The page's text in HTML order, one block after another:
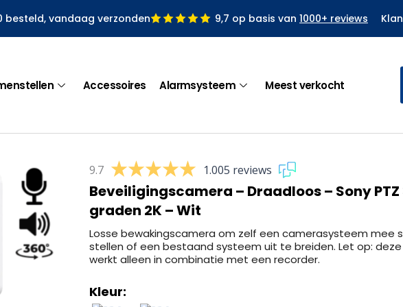
besteld, vandaag verzonden 9,7 op basis van 1000+ reviews
Accessoires Alarmsysteem Meest verkocht
9.7 1.005 reviews
Beveiligingscamera – Draadloos – Sony PTZ
graden 2K – Wit
Losse bewakingscamera om zelf een camerasysteem mee
stellen of een bestaand systeem uit te breiden. Let op:
werkt alleen in combinatie met een recorder.
Kleur: